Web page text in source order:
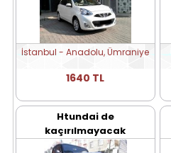
İstanbul - Anadolu, Ümraniye
1640 TL
Htundai de
kaçırılmayacak
fırsatlar